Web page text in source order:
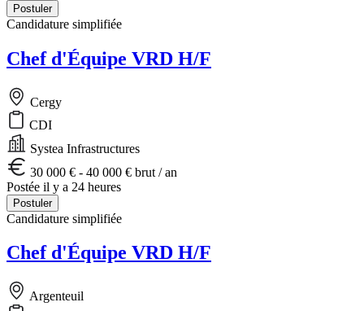
Postuler
Candidature simplifiée
Chef d'Équipe VRD H/F
Cergy
CDI
Systea Infrastructures
30 000 € - 40 000 € brut / an
Postée il y a 24 heures
Postuler
Candidature simplifiée
Chef d'Équipe VRD H/F
Argenteuil